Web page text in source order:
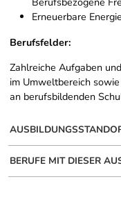
Erneuerbare Energie
Berufsfelder:
Zahlreiche Aufgaben
im Umweltbereich
an berufsbildenden
BERUFE MIT DIESER